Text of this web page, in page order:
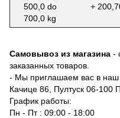
500,0 do
700,0 kg
+
Самовывоз из магазина -
заказанных товаров.
- Мы приглашаем вас в наш
Качице 86, Пултуск 06-100
График работы:
Пн - Пт : 09:00 - 18:00